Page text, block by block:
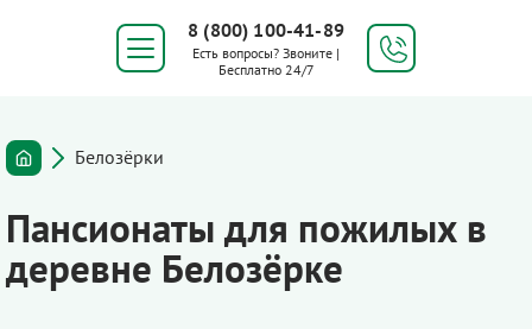
8 (800) 100-41-89
Есть вопросы? Звоните |
Бесплатно 24/7
Белозёрки
Пансионаты для пожилых в
деревне Белозёрке